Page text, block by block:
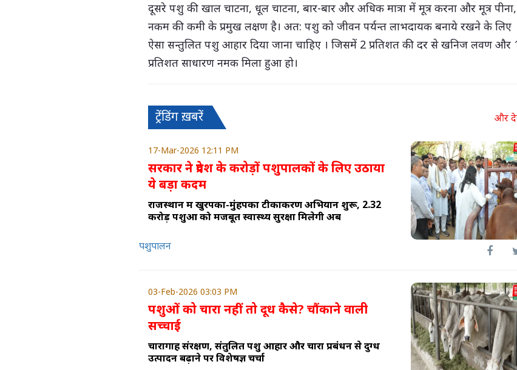
दूसरे पशु की खाल चाटना, धूल चाटना, बार-बार और अधिक मात्रा में मूत्र करना और मूत्र पीना,
नकम की कमी के प्रमुख लक्षण है। अत: पशु को जीवन पर्यन्त लाभदायक बनाये रखने के लिए
ऐसा सन्तुलित पशु आहार दिया जाना चाहिए । जिसमें 2 प्रतिशत की दर से खनिज लवण और
प्रतिशत साधारण नमक मिला हुआ हो।
ट्रेंडिंग ख़बरें और
17-Mar-2026 12:11 PM
सरकार ने प्रदेश के करोड़ों पशुपालकों के लिए उठाया
ये बड़ा कदम
राजस्थान में खुरपका-मुंहपका टीकाकरण अभियान शुरू, 2.32
करोड़ पशुओं को मजबूत स्वास्थ्य सुरक्षा मिलेगी अब
पशुपालन
03-Feb-2026 03:03 PM
पशुओं को चारा नहीं तो दूध कैसे? चौंकाने वाली
सच्चाई
चारागाह संरक्षण, संतुलित पशु आहार और चारा प्रबंधन से दुग्ध
उत्पादन बढ़ाने पर विशेषज्ञ चर्चा